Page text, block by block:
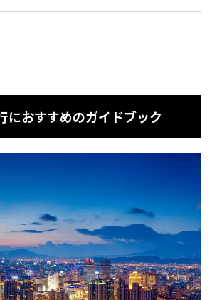
におすすめのガイドブック